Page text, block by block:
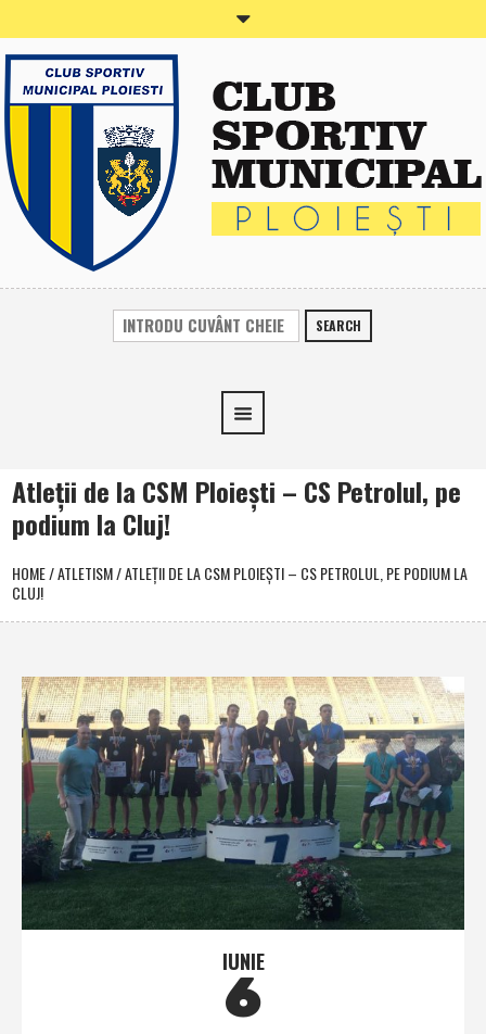
SEARCH
Atleţii de la CSM Ploieşti – CS Petrolul, pe
podium la Cluj!
HOME/ATLETISM/ATLEŢII DE LA CSM PLOIEŞTI – CS PETROLUL, PE PODIUM LA
CLUJ!
IUNIE
6